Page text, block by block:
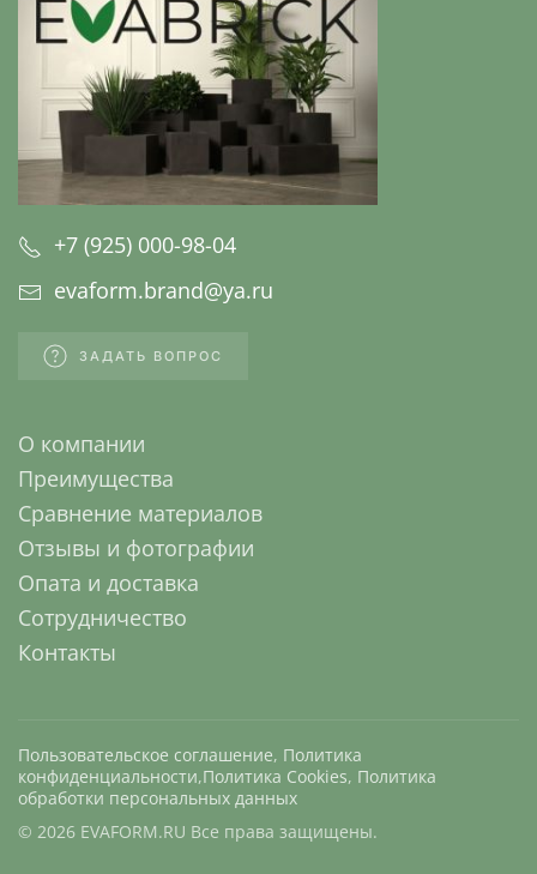
+7 (925) 000-98-04
evaform.brand@ya.ru
ЗАДАТЬ ВОПРОС
О компании
Преимущества
Сравнение материалов
Отзывы и фотографии
Опата и доставка
Сотрудничество
Контакты
Пользовательское соглашение, Политика
конфиденциальности,Политика Cookies, Политика
обработки персональных данных
© 2026 EVAFORM.RU Все права защищены.